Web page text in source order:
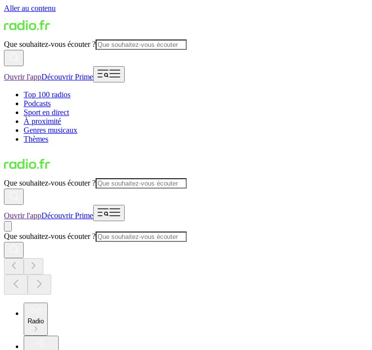
Aller au contenu
Que souhaitez-vous écouter ?
Ouvrir l'appDécouvrir Prime
Top 100 radios
Podcasts
Sport en direct
À proximité
Genres musicaux
Thèmes
Que souhaitez-vous écouter ?
Ouvrir l'appDécouvrir Prime
Que souhaitez-vous écouter ?
Radio